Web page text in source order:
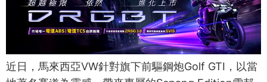
近日，馬來西亞VW針對旗下前驅鋼炮Golf GTI，以當